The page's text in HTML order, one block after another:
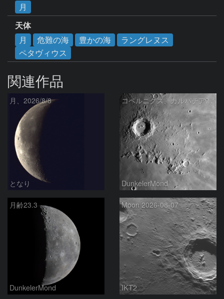
月
天体
月
危難の海 豊かの海
ラングレヌス
ペタヴィウス
関連作品
月、2026/8/8
となり
コペルニクス、カルパチア山脈付近
DunkelerMond
月齢23.3
DunkelerMond
Moon 2026-08-07
IKT2